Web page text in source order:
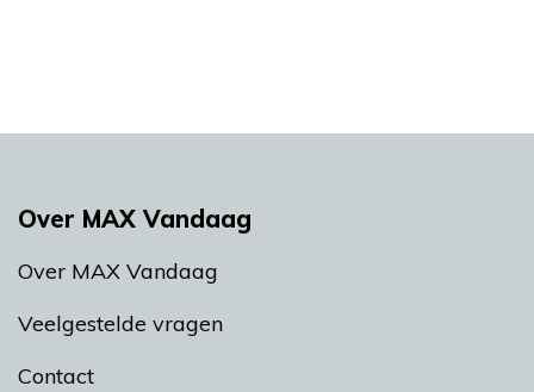
Over MAX Vandaag
Over MAX Vandaag
Veelgestelde vragen
Contact